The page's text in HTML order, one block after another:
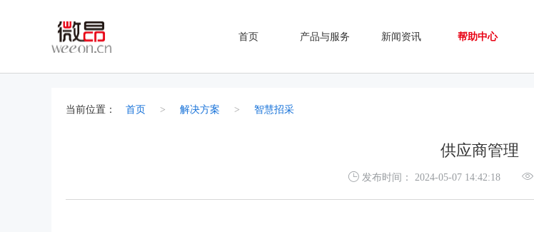
首页 产品与服务 新闻资讯 帮助中心
当前位置： 首页 > 解决方案 > 智慧招采
供应商管理
发布时间： 2024-05-07 14:42:18